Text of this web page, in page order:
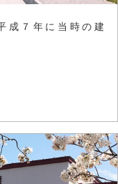
成７年に当時の建